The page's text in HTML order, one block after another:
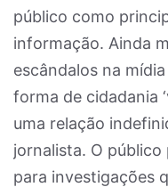
público como
informação. Ainda
escândalos na
forma de cidadania
uma relação
jornalista. O
para investigações